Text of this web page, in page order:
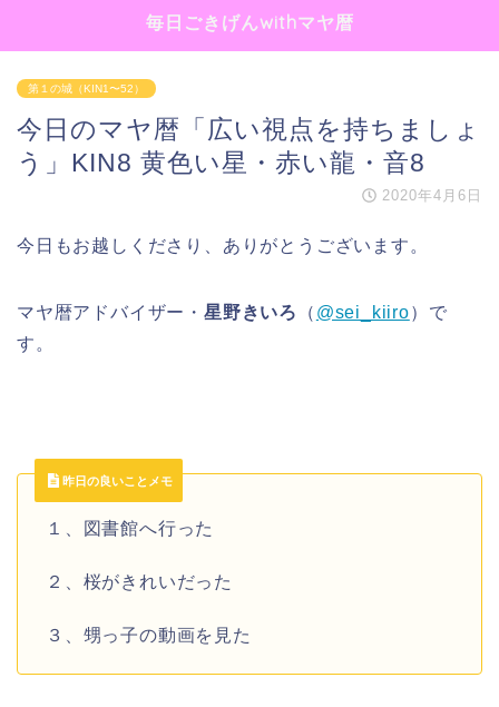
毎日ごきげんwithマヤ暦
第１の城（KIN1〜52）
今日のマヤ暦「広い視点を持ちましょ
う」KIN8 黄色い星・赤い龍・音8
2020年4月6日
今日もお越しくださり、ありがとうございます。
マヤ暦アドバイザー・ 星野きいろ （ @sei_kiiro）で
す。
昨日の良いことメモ
１、図書館へ行った
２、桜がきれいだった
３、甥っ子の動画を見た